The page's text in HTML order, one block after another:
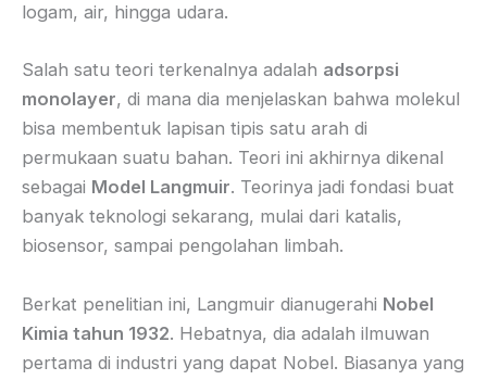
logam, air, hingga udara.
Salah satu teori terkenalnya adalah adsorpsi
monolayer, di mana dia menjelaskan bahwa molekul
bisa membentuk lapisan tipis satu arah di
permukaan suatu bahan. Teori ini akhirnya dikenal
sebagai Model Langmuir. Teorinya jadi fondasi buat
banyak teknologi sekarang, mulai dari katalis,
biosensor, sampai pengolahan limbah.
Berkat penelitian ini, Langmuir dianugerahi Nobel
Kimia tahun 1932. Hebatnya, dia adalah ilmuwan
pertama di industri yang dapat Nobel. Biasanya yang